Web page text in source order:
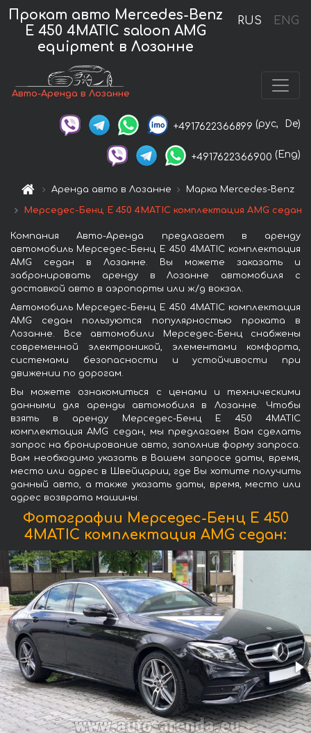
RUS ENG
Прокат авто Mercedes-Benz
E 450 4MATIC saloon AMG
equipment в Лозанне
Авто-Аренда в Лозанне
+4917622366899 (рус, De)
+4917622366900 (Eng)
Аренда авто в Лозанне Марка Mercedes-Benz
Мерседес-Бенц E 450 4MATIC комплектация AMG седан
Компания Авто-Аренда предлагает в аренду
автомобиль Мерседес-Бенц E 450 4MATIC комплектация
AMG седан в Лозанне. Вы можете заказать и
забронировать аренду в Лозанне автомобиля с
доставкой авто в аэропорты или ж/д вокзал.
Автомобиль Мерседес-Бенц E 450 4MATIC комплектация
AMG седан пользуются популярностью проката в
Лозанне. Все автомобили Мерседес-Бенц снабжены
современной электроникой, элементами комфорта,
системами безопасности и устойчивости при
движении по дорогам.
Вы можете ознакомиться с ценами и техническими
данными для аренды автомобиля в Лозанне. Чтобы
взять в аренду Мерседес-Бенц E 450 4MATIC
комплектация AMG седан, мы предлагаем Вам сделать
запрос на бронирование авто, заполнив форму запроса.
Вам необходимо указать в Вашем запросе даты, время,
место или адрес в Швейцарии, где Вы хотите получить
данный авто, а также указать даты, время, место или
адрес возврата машины.
Фотографии Мерседес-Бенц E 450
4MATIC комплектация AMG седан: